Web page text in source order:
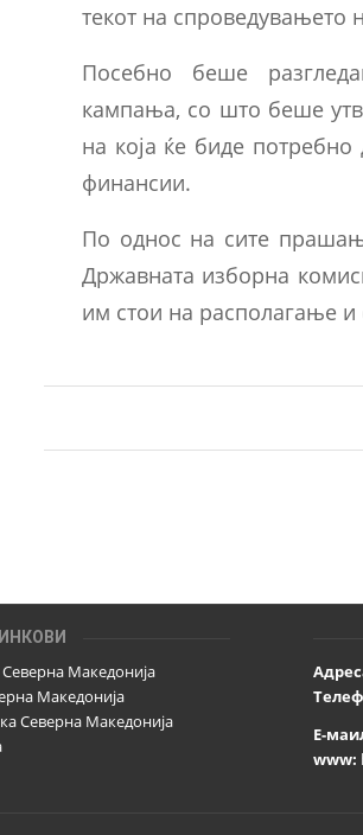
текот на спроведувањето
Посебно беше
кампања, со што беше
на која ќе биде потребно
финансии.
По однос на сите
Државната изборна
им стои на располагање и
Македонија
Македонија
Северна Македонија
Е-
www: